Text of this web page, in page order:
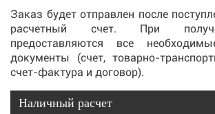
Заказ будет отправлен после
расчетный счет. При
предоставляются все
документы (счет, товарно-
счет-фактура и договор).
Наличный расчет